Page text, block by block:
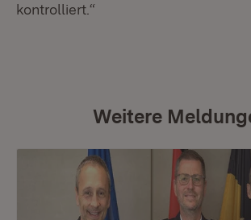
kontrolliert.“
Weitere